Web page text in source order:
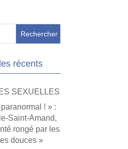
récents
SEXUELLES
! » :
Saint-Amand,
rongé par les
douces »